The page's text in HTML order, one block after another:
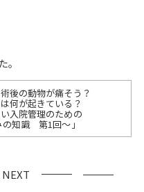
。
後の動物が痛そう？
何が起きている？
入院管理のための
の知識 第1回～」
NEXT